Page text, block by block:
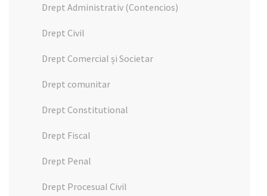
Drept Administrativ (Contencios)
Drept Civil
Drept Comercial și Societar
Drept comunitar
Drept Constitutional
Drept Fiscal
Drept Penal
Drept Procesual Civil